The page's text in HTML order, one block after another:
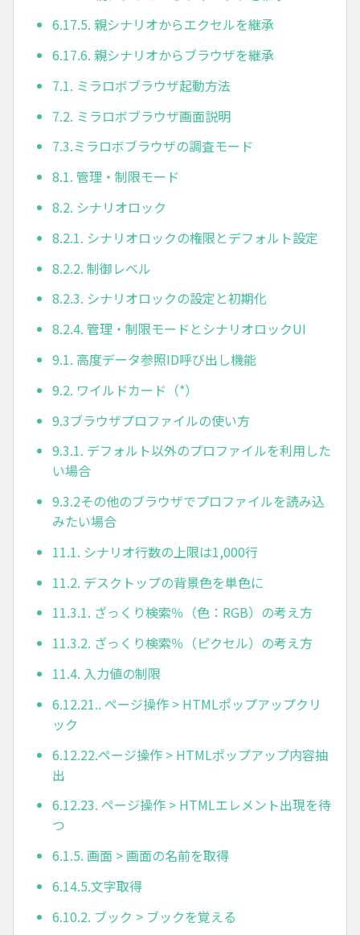
6.17.5. 親シナリオからエクセルを継承
6.17.6. 親シナリオからブラウザを継承
7.1. ミラロボブラウザ起動方法
7.2. ミラロボブラウザ画面説明
7.3.ミラロボブラウザの調査モード
8.1. 管理・制限モード
8.2. シナリオロック
8.2.1. シナリオロックの権限とデフォルト設定
8.2.2. 制御レベル
8.2.3. シナリオロックの設定と初期化
8.2.4. 管理・制限モードとシナリオロックUI
9.1. 高度データ参照ID呼び出し機能
9.2. ワイルドカード（*）
9.3ブラウザプロファイルの使い方
9.3.1. デフォルト以外のプロファイルを利用した
い場合
9.3.2その他のブラウザでプロファイルを読み込
みたい場合
11.1. シナリオ行数の上限は1,000行
11.2. デスクトップの背景色を単色に
11.3.1. ざっくり検索％（色：RGB）の考え方
11.3.2. ざっくり検索％（ピクセル）の考え方
11.4. 入力値の制限
6.12.21.. ページ操作 > HTMLポップアップクリ
ック
6.12.22.ページ操作 > HTMLポップアップ内容抽
出
6.12.23. ページ操作 > HTMLエレメント出現を待
つ
6.1.5. 画面 > 画面の名前を取得
6.14.5.文字取得
6.10.2. ブック > ブックを覚える